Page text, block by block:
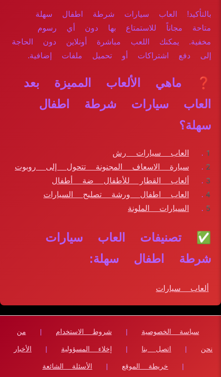
بالتأكيد! العاب سيارات شرطة اطفال سهلة
متاحة مجاناً للاستمتاع بها دون أي رسوم
مخفية. يمكنك اللعب مباشرة أونلاين دون الحاجة
إلى دفع اشتراكات أو تحميل ملفات إضافية.
❓ ماهي الألعاب المميزة بعد
العاب سيارات شرطة اطفال
سهلة؟
العاب سيارات رش
سيارة الاسعاف المجنونة تتحول إلى روبوت
ألعاب القطار للأطفال ضة أطفال
العاب اطفال ورشة تصليح السيارات
السيارات الملونة
✅ تصنيفات العاب سيارات
شرطة اطفال سهلة:
ألعاب سيارات
سياسة الخصوصية | شروط الاستخدام | من
نحن | اتصل بنا | إخلاء المسؤولية | الأخبار
| خريطة الموقع | الأسئلة الشائعة